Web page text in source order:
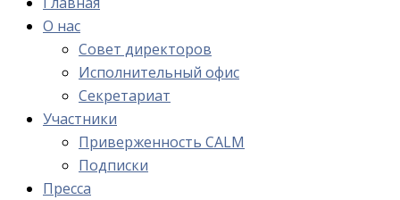
О нас
Cовет директоров
Исполнительный офис
Cекретариат
Участники
Приверженность CALM
Подписки
Пресса